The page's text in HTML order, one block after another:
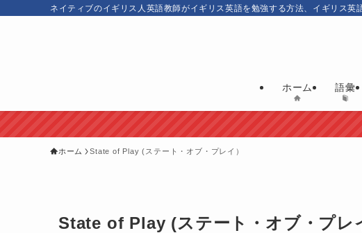
ネイティブのイギリス人英語教師がイギリス英語を勉強する方法、イギリス
ホーム 語彙
ホーム State of Play (ステート・オブ・プレイ）
State of Play (ステート・オブ・プレ